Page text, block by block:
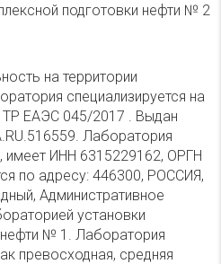
подготовки нефти № 2
на территории
специализируется на
ТР ЕАЭС 045/2017 . Выдан
Лаборатория
имеет ИНН 6315229162, ОРГН
по адресу: 446300, РОССИЯ,
Административное
установки
№ 1. Лаборатория
превосходная, средняя